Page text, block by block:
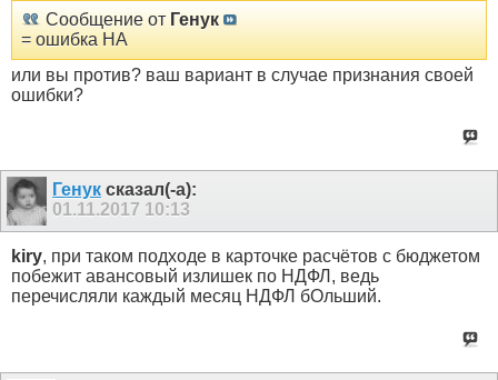
Сообщение от Генук
= ошибка НА
или вы против? ваш вариант в случае признания своей
ошибки?
Генук сказал(-а):
01.11.2017 10:13
kiry, при таком подходе в карточке расчётов с бюджетом
побежит авансовый излишек по НДФЛ, ведь
перечисляли каждый месяц НДФЛ бОльший.